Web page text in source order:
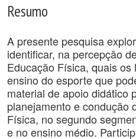
Resumo
A presente pesquisa
identificar, na percepção
Educação Física, quais
ensino do esporte que
material de apoio didático
planejamento e condução
Física, no segundo
e no ensino médio.